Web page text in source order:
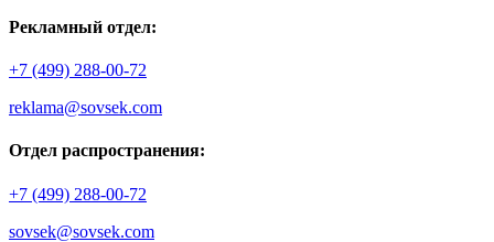
Рекламный отдел:
+7 (499) 288-00-72
reklama@sovsek.com
Отдел распространения:
+7 (499) 288-00-72
sovsek@sovsek.com